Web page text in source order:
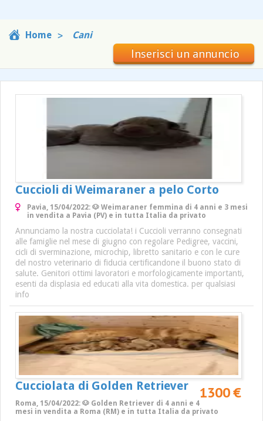
Home Cani
Inserisci un annuncio
Cuccioli di Weimaraner a pelo Corto
Pavia, 15/04/2022: 🐶 Weimaraner femmina di 4 anni e 3 mesi
in vendita a Pavia (PV) e in tutta Italia da privato
Annunciamo la nostra cucciolata! i Cuccioli verranno consegnati
alle famiglie nel mese di giugno con regolare Pedigree, vaccini,
cicli di sverminazione, microchip, libretto sanitario e con le cure
del nostro veterinario di fiducia certificandone il buono stato di
salute. Genitori ottimi lavoratori e morfologicamente importanti,
esenti da displasia ed educati alla vita domestica. per qualsiasi
info
Cucciolata di Golden Retriever 1300 €
Roma, 15/04/2022: 🐶 Golden Retriever di 4 anni e 4
mesi in vendita a Roma (RM) e in tutta Italia da privato